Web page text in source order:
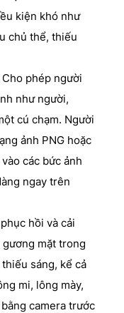
kiện khó như
chủ thể, thiếu
phép người
như người,
cú chạm. Người
ảnh PNG hoặc
các bức ảnh
ngay trên
hồi và cải
mặt trong
sáng, kể cả
mi, lông mày,
camera trước